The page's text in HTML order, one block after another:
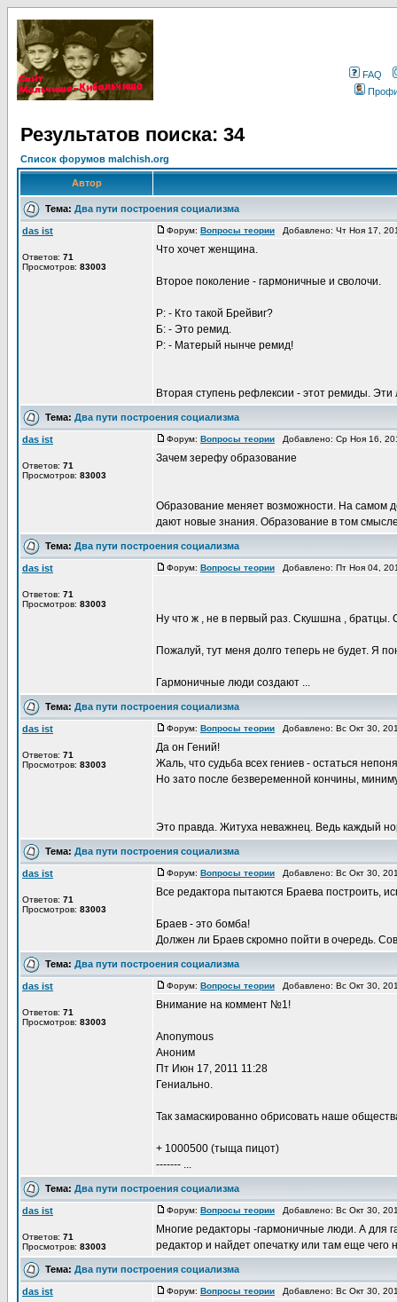
FAQ
Результатов поиска: 34
Список форумов malchish.org
Автор
Тема: Два пути построения социализма
das ist
Ответов: 71
Просмотров: 83003
Форум: Вопросы теории Добавлено: Чт Ноя 17,
Что хочет женщина.
Второе поколение - гармоничные и сволочи.
Р: - Кто такой Брейвиг?
Б: - Это ремид.
Р: - Матерый нынче ремид!
Вторая ступень рефлексии - этот ремиды.
Тема: Два пути построения социализма
das ist
Ответов: 71
Просмотров: 83003
Форум: Вопросы теории Добавлено: Ср Ноя 16,
Зачем зерефу образование
Образование меняет возможности. На самом
дают новые знания. Образование в том
Тема: Два пути построения социализма
das ist
Ответов: 71
Просмотров: 83003
Форум: Вопросы теории Добавлено: Пт Ноя 04,
Ну что ж , не в первый раз. Скушшна , братцы.
Пожалуй, тут меня долго теперь не будет. Я
Гармоничные люди создают ...
Тема: Два пути построения социализма
das ist
Ответов: 71
Просмотров: 83003
Форум: Вопросы теории Добавлено: Вс Окт 30,
Да он Гений!
Жаль, что судьба всех гениев - остаться
Но зато после безвеременной кончины,
Это правда. Житуха неважнец. Ведь каждый
Тема: Два пути построения социализма
das ist
Ответов: 71
Просмотров: 83003
Форум: Вопросы теории Добавлено: Вс Окт 30,
Все редактора пытаются Браева построить,
Браев - это бомба!
Должен ли Браев скромно пойти в очередь.
Тема: Два пути построения социализма
das ist
Ответов: 71
Просмотров: 83003
Форум: Вопросы теории Добавлено: Вс Окт 30,
Внимание на коммент №1!
Anonymous
Аноним
Пт Июн 17, 2011 11:28
Гениально.
Так замаскированно обрисовать наше
+ 1000500 (тыща пицот)
------- ...
Тема: Два пути построения социализма
das ist
Ответов: 71
Просмотров: 83003
Форум: Вопросы теории Добавлено: Вс Окт 30,
Многие редакторы -гармоничные люди. А для
редактор и найдет опечатку или там еще чего
Тема: Два пути построения социализма
das ist Форум: Вопросы теории Добавлено: Вс Окт 30,